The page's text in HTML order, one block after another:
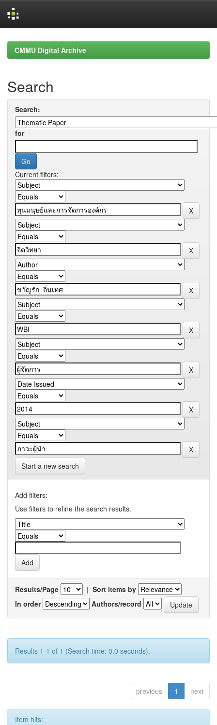
navigationCMMU Digital Archive
Search
Search:
for
Current filters:
Start a new search
Add filters:
Use filters to refine the search results.
Results/Page | Sort items by
In order
Authors/record
Results 1-1 of 1 (Search time: 0.0 seconds).
previous 1 next
Item hits: